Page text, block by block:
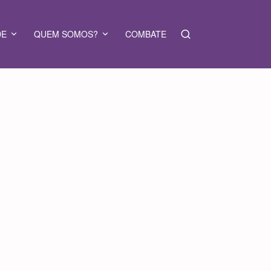
QUEM SOMOS? COMBATE